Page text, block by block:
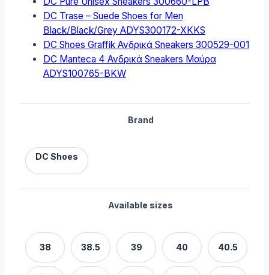
DC Trase – Suede Shoes for Men
Black/Black/Grey ADYS300172-XKKS
DC Shoes Graffik Ανδρικά Sneakers 300529-001
DC Manteca 4 Ανδρικά Sneakers Μαύρα
ADYS100765-BKW
Brand
DC Shoes
Available sizes
38 38.5 39 40 40.5